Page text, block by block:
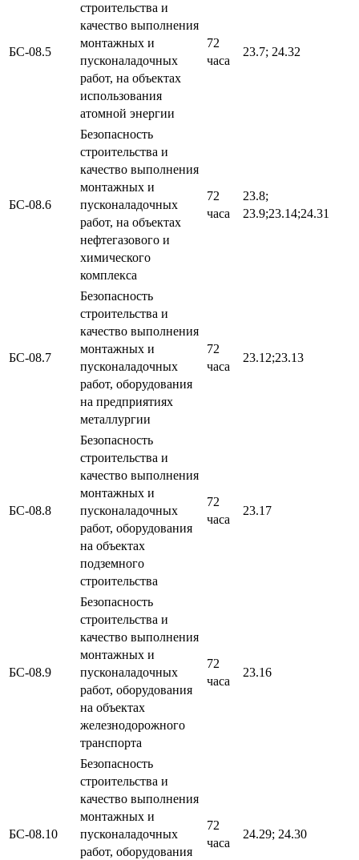
БС-08.5
строительства и
качество выполнения
монтажных и
пусконаладочных
работ, на объектах
использования
атомной энергии
72
часа
23.7; 24.32
БС-08.6
Безопасность
строительства и
качество выполнения
монтажных и
пусконаладочных
работ, на объектах
нефтегазового и
химического
комплекса
72
часа
23.8;
23.9;23.14;24.31
БС-08.7
Безопасность
строительства и
качество выполнения
монтажных и
пусконаладочных
работ, оборудования
на предприятиях
металлургии
72
часа
23.12;23.13
БС-08.8
Безопасность
строительства и
качество выполнения
монтажных и
пусконаладочных
работ, оборудования
на объектах
подземного
строительства
72
часа
23.17
БС-08.9
Безопасность
строительства и
качество выполнения
монтажных и
пусконаладочных
работ, оборудования
на объектах
железнодорожного
транспорта
72
часа
23.16
БС-08.10
Безопасность
строительства и
качество выполнения
монтажных и
пусконаладочных
работ, оборудования
72
часа
24.29; 24.30